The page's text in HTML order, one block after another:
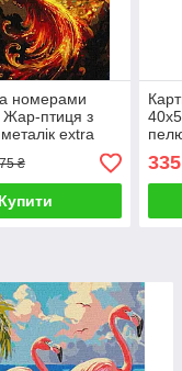
номерами
птиця з
extra
₴
Купити
335